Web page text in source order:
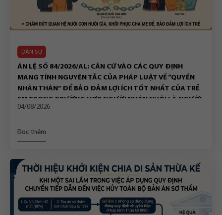
DÂN SỰ
ÁN LỆ SỐ 84/2026/AL: CĂN CỨ VÀO CÁC QUY ĐỊNH
MANG TÍNH NGUYÊN TẮC CỦA PHÁP LUẬT VỀ “QUYỀN
NHÂN THÂN” ĐỂ BẢO ĐẢM LỢI ÍCH TỐT NHẤT CỦA TRẺ
EM TRONG TRƯỜNG HỢP NGƯỜI NHẬN NUÔI LÀ NGƯỜI
ĐỘC THÂN CHẾT
04/08/2026
Đọc thêm